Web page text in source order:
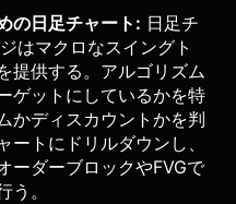
の日足チャート: 日足チ
はマクロなスイングト
提供する。アルゴリズム
ゲットにしているかを特
かディスカウントかを判
トにドリルダウンし、
ーダーブロックやFVGで
。